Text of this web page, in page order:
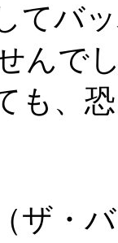
てバ
んで
、恐
・バ